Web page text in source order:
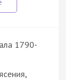
1790-